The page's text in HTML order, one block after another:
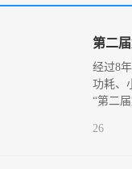
第二
经过8
功耗、
“第二
26